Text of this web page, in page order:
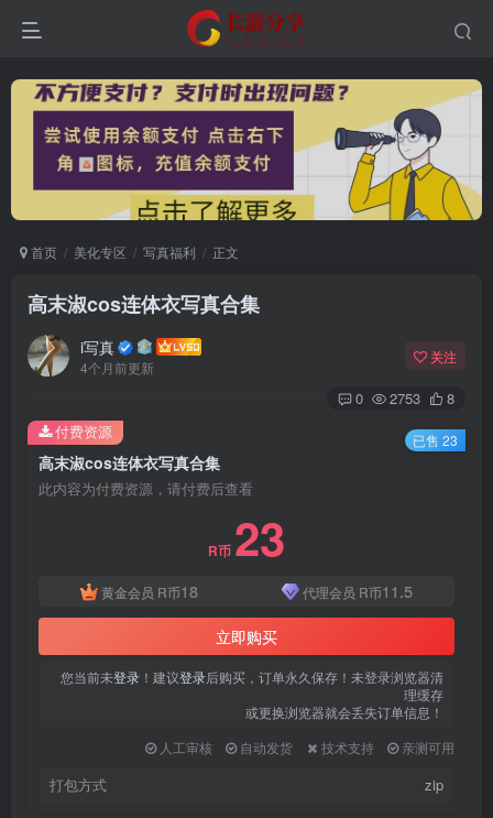
首页 美化专区 写真福利 正文
高末淑cos连体衣写真合集
i写真
4个月前更新
关注
0 2753 8
高末淑cos连体衣写真合集
此内容为付费资源，请付费后查看
R币 23
黄金会员 R币18 代理会员 R币11.5
立即购买
您当前未登录 ！建议登录后购买，订单永久保存！未登录浏览器清
理缓存
或更换浏览器就会丢失订单信息！
人工审核
自动发货 技术支持 亲测可用
打包方式 zip
付费资源 已售 23
登录
用户名或邮箱
找回密码
社交账号登录
微信登录
使用社交账号登录即表示同意 用户协议 隐私声明